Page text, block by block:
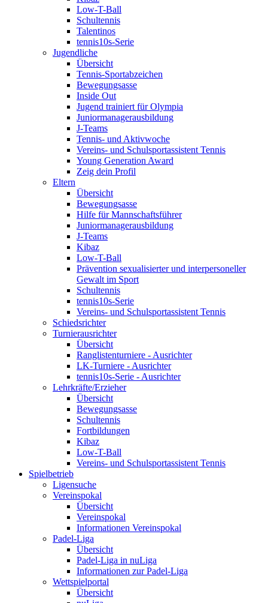
Low-T-Ball
Schultennis
Talentinos
tennis10s-Serie
Jugendliche
Übersicht
Tennis-Sportabzeichen
Bewegungsasse
Inside Out
Jugend trainiert für Olympia
Juniormanagerausbildung
J-Teams
Tennis- und Aktivwoche
Vereins- und Schulsportassistent Tennis
Young Generation Award
Zeig dein Profil
Eltern
Übersicht
Bewegungsasse
Hilfe für Mannschaftsführer
Juniormanagerausbildung
J-Teams
Kibaz
Low-T-Ball
Prävention sexualisierter und interpersoneller
Gewalt im Sport
Schultennis
tennis10s-Serie
Vereins- und Schulsportassistent Tennis
Schiedsrichter
Turnierausrichter
Übersicht
Ranglistenturniere - Ausrichter
LK-Turniere - Ausrichter
tennis10s-Serie - Ausrichter
Lehrkräfte/Erzieher
Übersicht
Bewegungsasse
Schultennis
Fortbildungen
Kibaz
Low-T-Ball
Vereins- und Schulsportassistent Tennis
Spielbetrieb
Ligensuche
Vereinspokal
Übersicht
Vereinspokal
Informationen Vereinspokal
Padel-Liga
Übersicht
Padel-Liga in nuLiga
Informationen zur Padel-Liga
Wettspielportal
Übersicht